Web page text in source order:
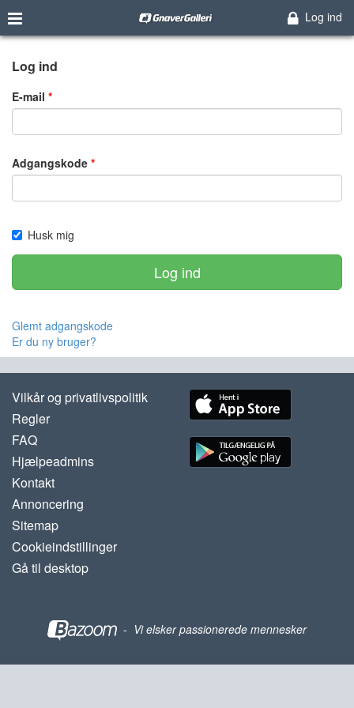
Log ind
Log ind
E-mail
Adgangskode
Husk mig
Log ind
Glemt adgangskode
Er du ny bruger?
Vilkår og privatlivspolitik
Regler
FAQ
Hjælpeadmins
Kontakt
Annoncering
Sitemap
Cookieindstillinger
Gå til desktop
- Vi elsker passionerede mennesker